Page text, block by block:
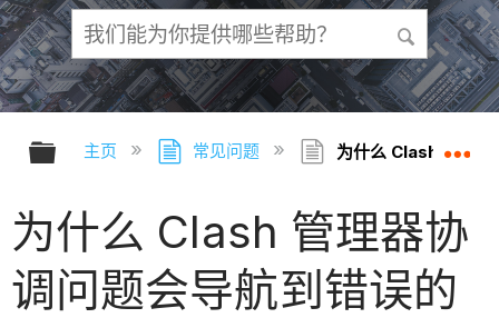
扩展/隐缩全局层次
主页 常见问题 为什么 Clash 管理器
为什么 Clash 管理器协
调问题会导航到错误的